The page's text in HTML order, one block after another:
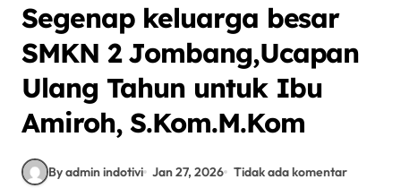
Segenap keluarga besar
SMKN 2 Jombang,Ucapan
Ulang Tahun untuk Ibu
Amiroh, S.Kom.M.Kom
By admin indotivi Jan 27, 2026 Tidak ada komentar